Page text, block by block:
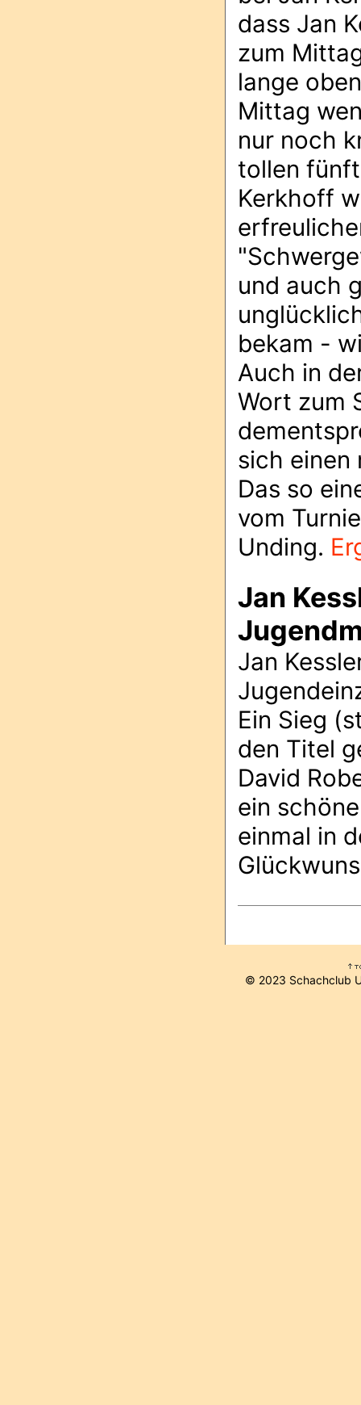
dass Jan
zum
lange
Mittag
nur noch
tollen
Kerkhoff
und auch
bekam -
Auch in
Wort zum
sich einen
Das so
vom
Unding.
Jan
Jan
Ein Sieg
den Titel
David
ein
einmal in
© 2023 Schachclub